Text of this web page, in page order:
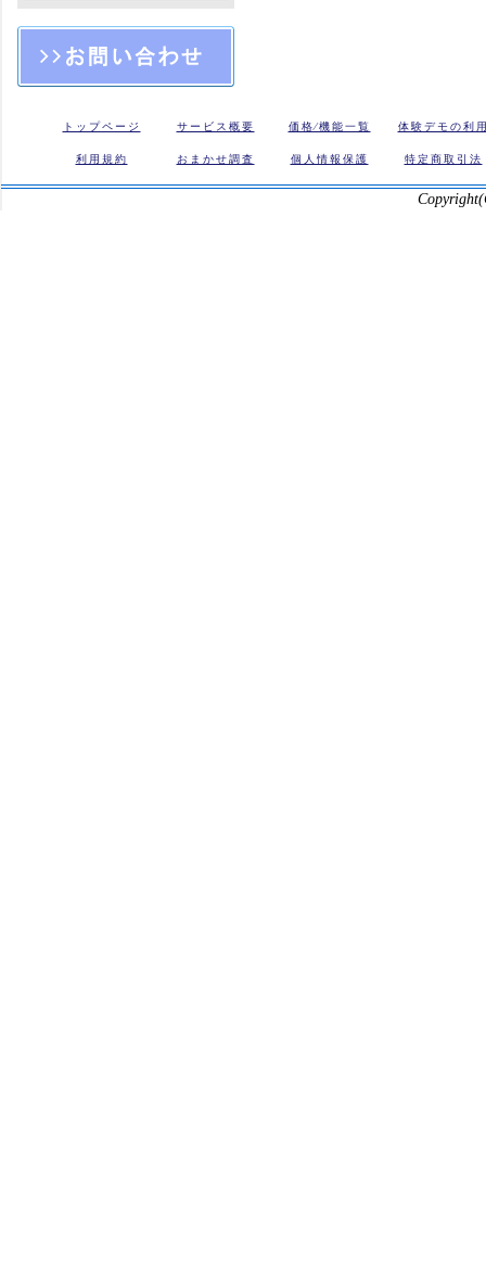
トップページ サービス概要 価格⁄機能一覧 体験デモの利
利用規約 おまかせ調査 個人情報保護 特定商取引法